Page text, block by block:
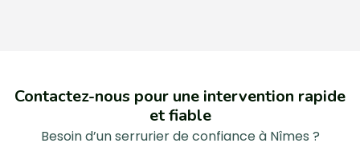
Contactez-nous pour une intervention rapide
et fiable
Besoin d’un serrurier de confiance à Nîmes ?